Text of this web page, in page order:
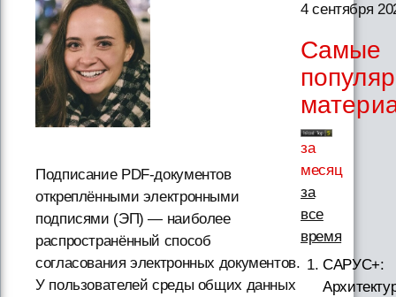
Подписание PDF-документов
откреплёнными электронными
подписями (ЭП) — наиболее
распространённый способ
согласования электронных документов.
У пользователей среды общих данных
4 сентября
Самые
за
месяц
за
все
время
САРУС+: